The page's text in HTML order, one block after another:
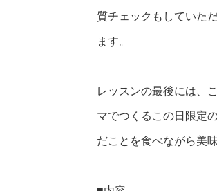
質チェックもしていた
ます。
レッスンの最後には、
マでつくるこの日限定
だことを食べながら美